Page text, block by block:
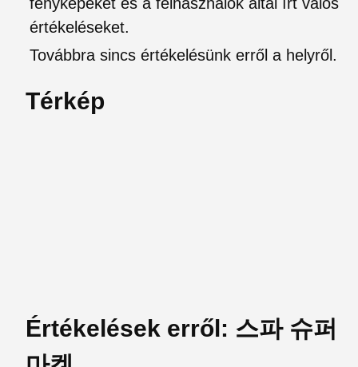
értékeléseket.
Továbbra sincs értékelésünk erről a helyről.
Térkép
Értékelések erről: 스파 슈퍼